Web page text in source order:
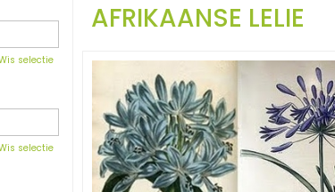
AFRIKAANSE LELIE
selectie
selectie